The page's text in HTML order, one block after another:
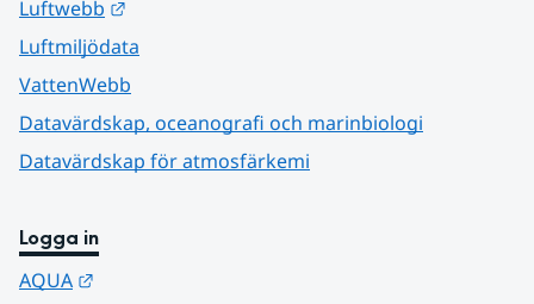
Luftwebb
Luftmiljödata
VattenWebb
Datavärdskap, oceanografi och marinbiologi
Datavärdskap för atmosfärkemi
Logga in
AQUA